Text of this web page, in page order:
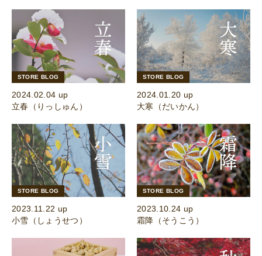
STORE BLOG
2024.02.04 up
立春（りっしゅん）
STORE BLOG
2024.01.20 up
大寒（だいかん）
STORE BLOG
2023.11.22 up
小雪（しょうせつ）
STORE BLOG
2023.10.24 up
霜降（そうこう）